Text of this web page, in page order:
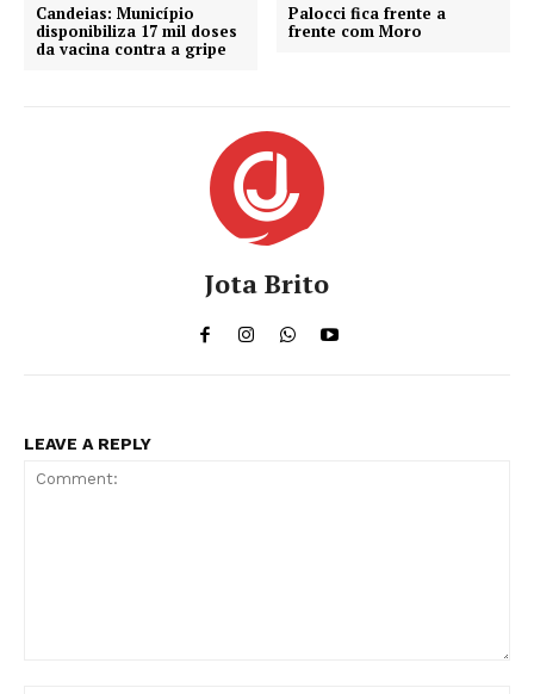
Candeias: Município
disponibiliza 17 mil doses
da vacina contra a gripe
Palocci fica frente a
frente com Moro
Jota Brito
LEAVE A REPLY